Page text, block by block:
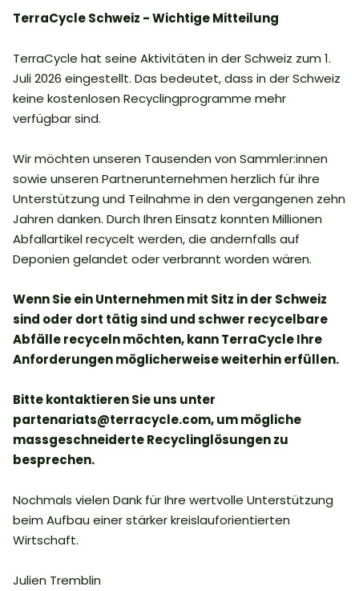
TerraCycle Schweiz - Wichtige Mitteilung
TerraCycle hat seine Aktivitäten in der Schweiz zum 1.
Juli 2026 eingestellt. Das bedeutet, dass in der Schweiz
keine kostenlosen Recyclingprogramme mehr
verfügbar sind.
Wir möchten unseren Tausenden von Sammler:innen
sowie unseren Partnerunternehmen herzlich für ihre
Unterstützung und Teilnahme in den vergangenen zehn
Jahren danken. Durch Ihren Einsatz konnten Millionen
Abfallartikel recycelt werden, die andernfalls auf
Deponien gelandet oder verbrannt worden wären.
Wenn Sie ein Unternehmen mit Sitz in der Schweiz
sind oder dort tätig sind und schwer recycelbare
Abfälle recyceln möchten, kann TerraCycle Ihre
Anforderungen möglicherweise weiterhin erfüllen.
Bitte kontaktieren Sie uns unter
partenariats@terracycle.com, um mögliche
massgeschneiderte Recyclinglösungen zu
besprechen.
Nochmals vielen Dank für Ihre wertvolle Unterstützung
beim Aufbau einer stärker kreislauforientierten
Wirtschaft.
Julien Tremblin